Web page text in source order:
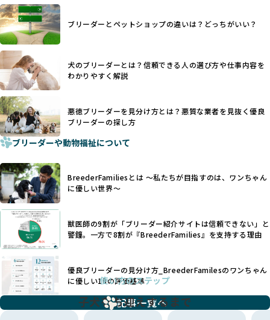
さらに、書類審査のみで掲載が許可されるサイトが多く、実
際の飼育環境やブリーダーの姿勢が見えにくい点も課題で
す。こうしたサイトでは、ブリーダーが記載する情報が主で
あり、実際の現場や日々のケアの状況がわからないため、営
利優先の「悪徳ブリーダー」が含まれるリスクが高まりま
す。
BreederFamiliesでは、ワンちゃんを大切にする「優良ブリ
ーダー」のみを紹介するために、法令を超えた独自の基準を
設け、ブリーダーの理念や飼育環境の厳格なチェックを行っ
ています。
一部の営利優先のブリーディングでは、母犬の出産負担を考
えずに大量繁殖が行われ、親犬が心身ともに疲弊するケース
が見られます。さらに、コストカットのために食事を減らし
たり、栄養のない食事を与える、適切な健康管理が行われな
いなど、ワンちゃんの健康と福祉が犠牲にされることも少な
くありません。
また、健康リスクが予測しづらいミックス犬の繁殖や、愛情
が行き届かない多頭飼育等も問題です。これらのブリーディ
ング手法は、ワンちゃんの福祉を無視し、利益のみを追求す
るブリーダーによるものが多く、消費者にとっても深刻な課
題となっています。
BreederFamiliesでは、こうしたワンちゃんに優しくないブ
リーディングをなくすため、すべてのワンちゃんを家族のよ
うに大切に飼育・繁殖を行っている「優良ブリーダー」のみ
ヨーロッパ諸国ではこうした処置が禁止されている一方で、
日本ではいまだ行われる場合があります。
優良ブリーダーは動物福祉を優先し、ワンちゃんの自然な姿
を大切にするため断尾・断耳を行いません。
一方、営利優先ブリーダーでは「見た目が良く売れやすい」
ことを理由に断尾や断耳を行うことがあり、中には麻酔なし
で処置するケースも見受けられます。
「耳やしっぽを切らない」詳細はこちら
犬種ごとに異なる健康リスクや育て方のポイントを理解し、
適切に対応するためには、深い知識と豊富な経験が欠かせま
せん。現在、犬種は200種類以上あり、それぞれに特有の健康
たとえば、パグは呼吸器系のトラブルを抱えやすく、ラブラ
ドール・レトリバーには股関節形成不全への注意が必要で
す。このような犬種ごとの違いを熟知し、適切なケアを提供
できるかどうかは、ブリーダーの専門性に大きく関わりま
す。
優良ブリーダーは、少数の犬種（一般的に3種以内）に絞って
繁殖を行い、各犬種の特徴を熟知しています。これにより、
犬種ごとの健康管理や繁殖において質の高いケアを提供する
ことが可能です。
一方、営利優先ブリーダーは流行や需要に応じて扱う犬種を
増やす傾向があり、犬種ごとに異なる健康問題や適切な育成
環境を十分に考慮しない場合があります。こうしたブリーダ
ブリーダーとペットショップの違いは？どっちがいい？
犬のブリーダーとは？信頼できる人の選び方や仕事内容を
わかりやすく解説
悪徳ブリーダーを見分け方とは？悪質な業者を見抜く優良
ブリーダーの探し方
ブリーダーや動物福祉について
BreederFamiliesとは 〜私たちが目指すのは、ワンちゃん
に優しい世界〜
獣医師の9割が「ブリーダー紹介サイトは信頼できない」と
警鐘。一方で8割が『BreederFamilies』を支持する理由
優良ブリーダーの見分け方_BreederFamilesのワンちゃん
に優しい18の評価基準
記事一覧へ
使い方のステップ
子犬をお迎えするまで